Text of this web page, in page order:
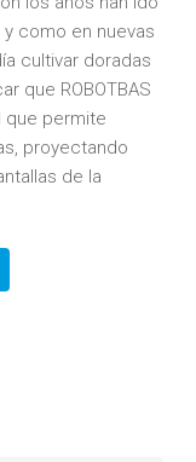
como en nuevas
cultivar doradas
que ROBOTBAS
que permite
proyectando
de la